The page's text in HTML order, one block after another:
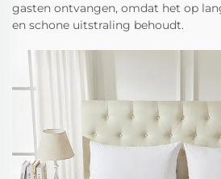
gasten ontvangen, omdat het op
en schone uitstraling behoudt.